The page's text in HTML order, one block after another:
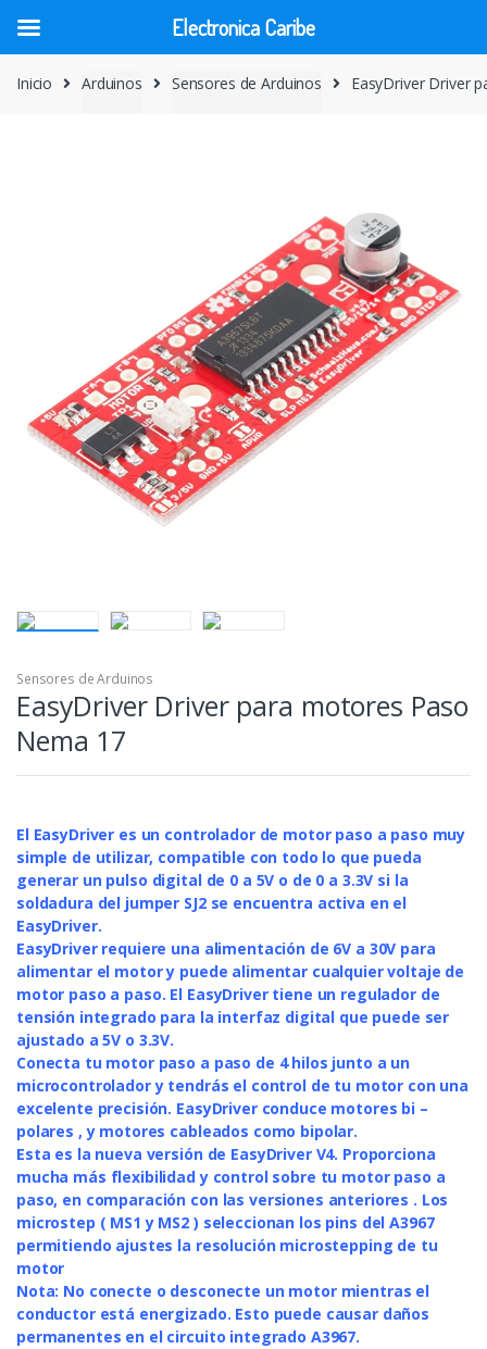
Inicio Arduinos Sensores de Arduinos EasyDriver Driver
Sensores de Arduinos
EasyDriver Driver para motores Paso
Nema 17
El EasyDriver es un controlador de motor paso a paso muy
simple de utilizar, compatible con todo lo que pueda
generar un pulso digital de 0 a 5V o de 0 a 3.3V si la
soldadura del jumper SJ2 se encuentra activa en el
EasyDriver.
EasyDriver requiere una alimentación de 6V a 30V para
alimentar el motor y puede alimentar cualquier voltaje de
motor paso a paso. El EasyDriver tiene un regulador de
tensión integrado para la interfaz digital que puede ser
ajustado a 5V o 3.3V.
Conecta tu motor paso a paso de 4 hilos junto a un
microcontrolador y tendrás el control de tu motor con una
excelente precisión. EasyDriver conduce motores bi –
polares , y motores cableados como bipolar.
Esta es la nueva versión de EasyDriver V4. Proporciona
mucha más flexibilidad y control sobre tu motor paso a
paso, en comparación con las versiones anteriores . Los
microstep ( MS1 y MS2 ) seleccionan los pins del A3967
permitiendo ajustes la resolución microstepping de tu
motor
Nota: No conecte o desconecte un motor mientras el
conductor está energizado. Esto puede causar daños
permanentes en el circuito integrado A3967.
Electronica Caribe